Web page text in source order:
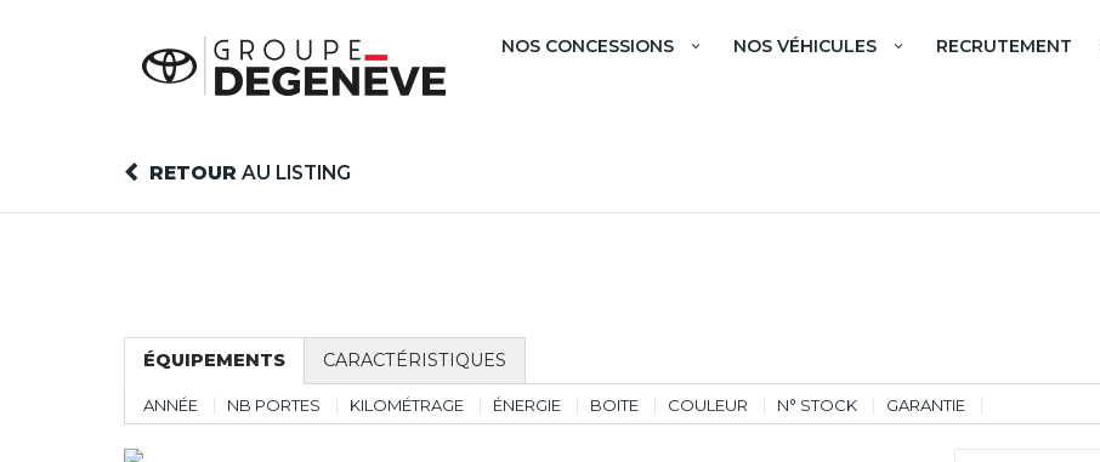
NOS CONCESSIONS NOS VÉHICULES RECRUTEMENT
RETOUR AU LISTING
ÉQUIPEMENTS CARACTÉRISTIQUES
ANNÉE NB PORTES KILOMÉTRAGE ÉNERGIE BOITE COULEUR N° STOCK GARANTIE